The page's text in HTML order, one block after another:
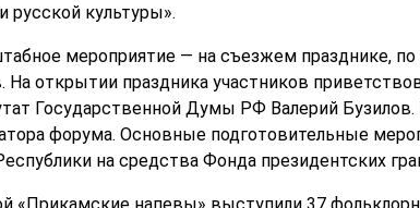
русской культуры».
мероприятие — на съезжем празднике, по
На открытии праздника участников
Государственной Думы РФ Валерий Бузилов.
форума. Основные подготовительные
на средства Фонда президентских
«Прикамские напевы» выступили 37